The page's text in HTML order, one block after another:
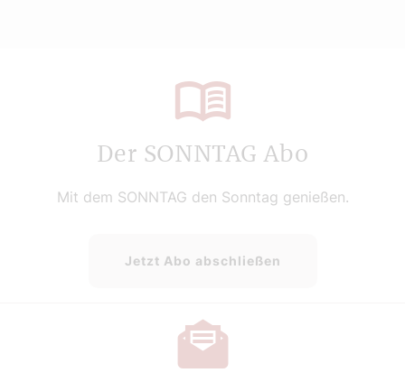
Der SONNTAG Abo
Mit dem SONNTAG den Sonntag genießen.
Jetzt Abo abschließen